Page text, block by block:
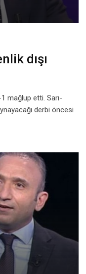
dışı
mağlup etti. Sarı-
derbi öncesi